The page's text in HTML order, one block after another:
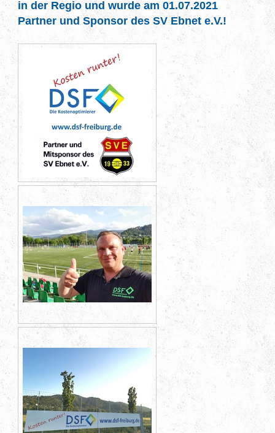
in der Regio und wurde am 01.07.2021
Partner und Sponsor des SV Ebnet e.V.!